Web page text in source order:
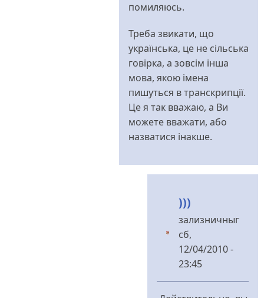
помиляюсь.
Треба звикати, що
українська, це не сільська
говірка, а зовсім інша
мова, якою імена
пишуться в транскрипції.
Це я так вважаю, а Ви
можете вважати, або
назватися інакше.
)))
зализничныг
сб,
12/04/2010 -
23:45
У